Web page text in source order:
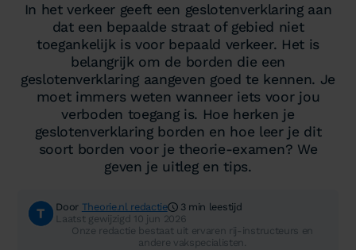
In het verkeer geeft een geslotenverklaring aan
dat een bepaalde straat of gebied niet
toegankelijk is voor bepaald verkeer. Het is
belangrijk om de borden die een
geslotenverklaring aangeven goed te kennen. Je
moet immers weten wanneer iets voor jou
verboden toegang is. Hoe herken je
geslotenverklaring borden en hoe leer je dit
soort borden voor je theorie-examen? We
geven je uitleg en tips.
Door Theorie.nl redactie
3 min leestijd
Laatst gewijzigd 10 jun 2026
Onze redactie bestaat uit ervaren rij-instructeurs en
andere vakspecialisten.